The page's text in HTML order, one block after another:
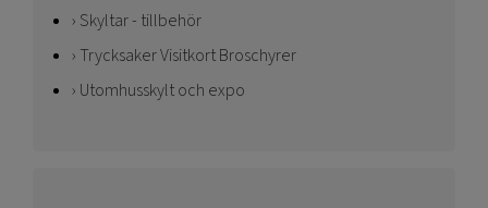
Skyltar - tillbehör
Trycksaker Visitkort Broschyrer
Utomhusskylt och expo